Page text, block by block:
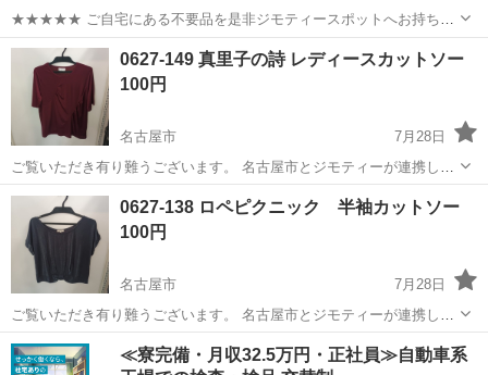
★★★★★ ご自宅にある不要品を是非ジモティースポットへお持ち込
みしませんか？ 家電、趣味・スポーツ・レジャー用品、こども用品、
衣料服飾品、生活雑貨、家具、本、CD・DVDなどが無料でまとめて持
ち込めます！ ※詳細はこ...
愛知 名古屋市 カットソー 現地
0627-149 真里子の詩 レディースカットソー
100円
名古屋市
7月28日
ご覧いただき有り難うございます。 名古屋市とジモティーが連携して
運営しています。 粗⼤ごみ等の減量を⽬的にまだ使えるものをリユー
スしています。 ★★★★★ ご自宅にある不要品を是非ジモティースポ
ットへお持...
愛知 名古屋市 リユース
0627-138 ロペピクニック 半袖カットソー
100円
名古屋市
7月28日
ご覧いただき有り難うございます。 名古屋市とジモティーが連携して
運営しています。 粗⼤ごみ等の減量を⽬的にまだ使えるものをリユー
スしています。 ★★★★★ ご自宅にある不要品を是非ジモティースポ
愛知 名古屋市 カットソー リユース
≪寮完備・月収32.5万円・正社員≫自動車系